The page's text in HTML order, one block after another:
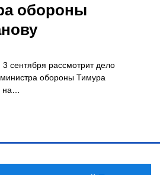
обороны
сентября рассмотрит дело
обороны Тимура
на…